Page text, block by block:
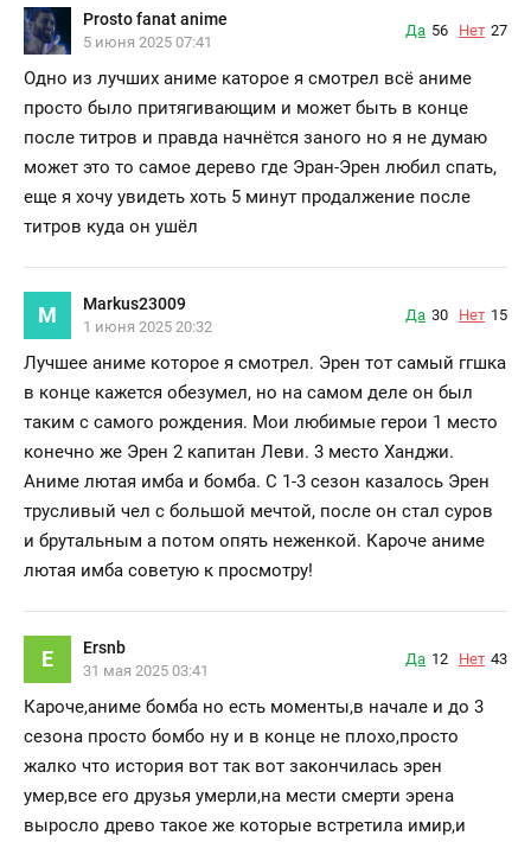
Prosto fanat anime
5 июня 2025 07:41
Да 56 Нет 27
Одно из лучших аниме каторое я смотрел всё аниме
просто было притягивающим и может быть в конце
после титров и правда начнётся заного но я не думаю
может это то самое дерево где Эран-Эрен любил спать,
еще я хочу увидеть хоть 5 минут продалжение после
титров куда он ушёл
M Markus23009
1 июня 2025 20:32
Да 30 Нет 15
Лучшее аниме которое я смотрел. Эрен тот самый ггшка
в конце кажется обезумел, но на самом деле он был
таким с самого рождения. Мои любимые герои 1 место
конечно же Эрен 2 капитан Леви. 3 место Ханджи.
Аниме лютая имба и бомба. С 1-3 сезон казалось Эрен
трусливый чел с большой мечтой, после он стал суров
и брутальным а потом опять неженкой. Кароче аниме
лютая имба советую к просмотру!
E Ersnb
31 мая 2025 03:41
Да 12 Нет 43
Кароче,аниме бомба но есть моменты,в начале и до 3
сезона просто бомбо ну и в конце не плохо,просто
жалко что история вот так вот закончилась эрен
умер,все его друзья умерли,на мести смерти эрена
выросло древо такое же которые встретила имир,и